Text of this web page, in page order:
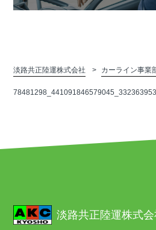
淡路共正陸運株式会社 カーライン事業
淡路共正陸運株式会